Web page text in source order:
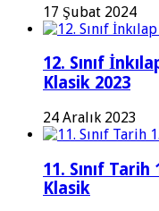
17 Şubat 2024
12. Sınıf
Klasik 2023
24 Aralık 2023
11. Sınıf Tarih
Klasik